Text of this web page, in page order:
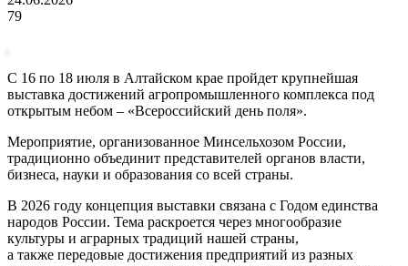
79
С 16 по 18 июля в Алтайском крае пройдет крупнейшая
выставка достижений агропромышленного комплекса под
открытым небом – «Всероссийский день поля».
Мероприятие, организованное Минсельхозом России,
традиционно объединит представителей органов власти,
бизнеса, науки и образования со всей страны.
В 2026 году концепция выставки связана с Годом единства
народов России. Тема раскроется через многообразие
культуры и аграрных традиций нашей страны,
а также передовые достижения предприятий из разных